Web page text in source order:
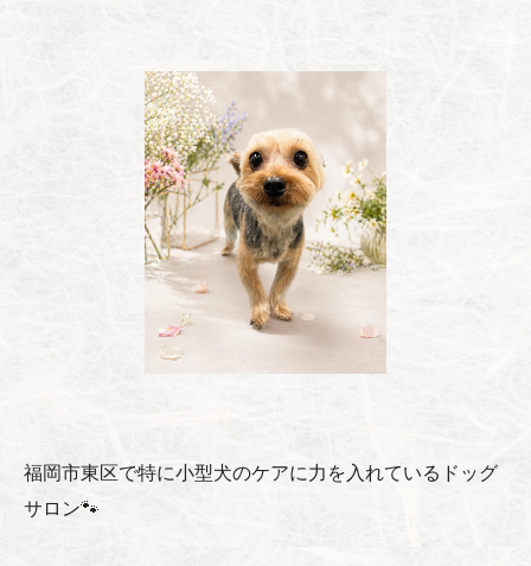
福岡市東区で特に小型犬のケアに力を入れているドッグ
サロン🐾